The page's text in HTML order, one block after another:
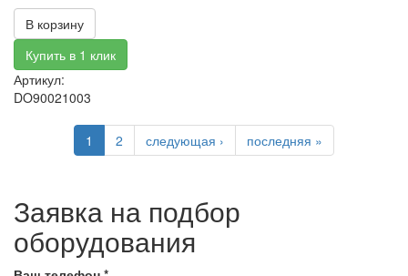
В корзину
Купить в 1 клик
Артикул:
DO90021003
1 2 следующая › последняя »
Заявка на подбор
оборудования